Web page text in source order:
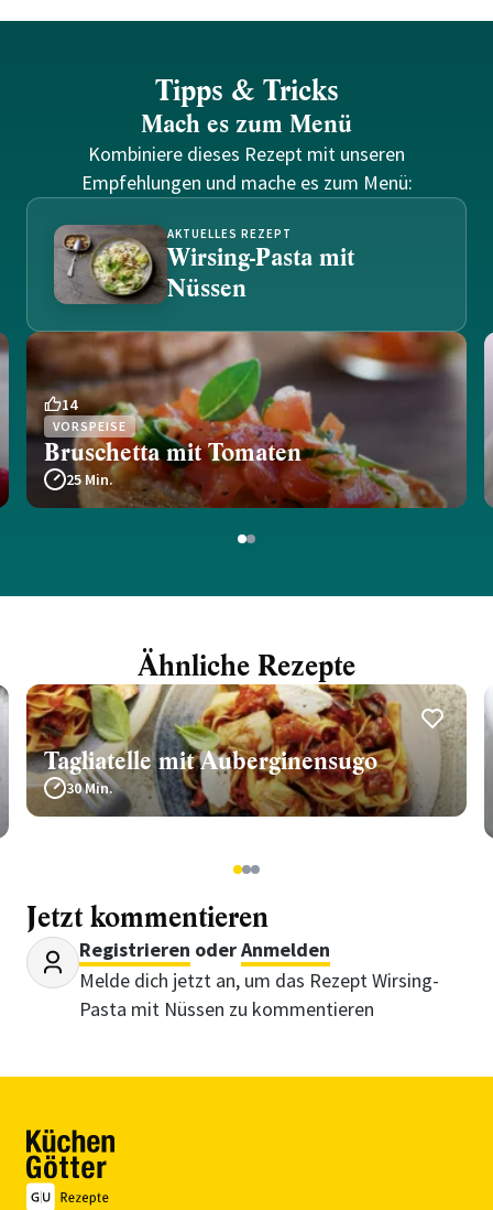
Tipps & Tricks
Mach es zum Menü
Kombiniere dieses Rezept mit unseren
Empfehlungen und mache es zum Menü:
AKTUELLES REZEPT
Wirsing-Pasta mit
Nüssen
14
VORSPEISE
Bruschetta mit Tomaten
25 Min.
12
Ähnliche Rezepte
Tagliatelle mit Auberginensugo
30 Min.
123
Jetzt kommentieren
Registrieren oderAnmelden
Melde dich jetzt an, um das Rezept Wirsing-
Pasta mit Nüssen zu kommentieren